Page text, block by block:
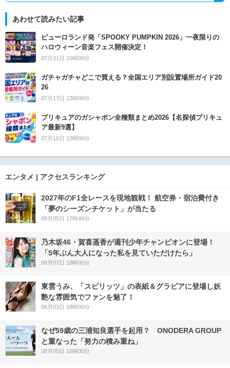
あわせて読みたい記事
ピューロランド発「SPOOKY PUMPKIN 2026」一夜限りの
ハロウィーン音楽フェス開催決定！
07月31日 15時00分
ガチャガチャどこで買える？全国エリア別設置場所ガイド20
26
07月17日 13時00分
プリキュアのガシャポン全種類まとめ2026【名探偵プリキュ
ア最新9選】
07月16日 13時00分
エンタメ | アクセスランキング
2027年のF1全レースを現地観戦！ 航空券・宿泊費付き
「夢のシーズンチケット」が当たる
08月05日 17時48分
乃木坂46・賀喜遥香が週刊少年チャンピオンに登場！
「5年ぶん大人になった私を見ていただけたら」
08月07日 18時00分
東雲うみ、「スピリッツ」の表紙＆グラビアに登場し妖
艶な雰囲気でファンを魅了！
08月03日 18時00分
なぜ59歳の三浦知良選手を起用？ ONODERA GROUP
と重なった「努力の積み重ね」
08月05日 16時00分